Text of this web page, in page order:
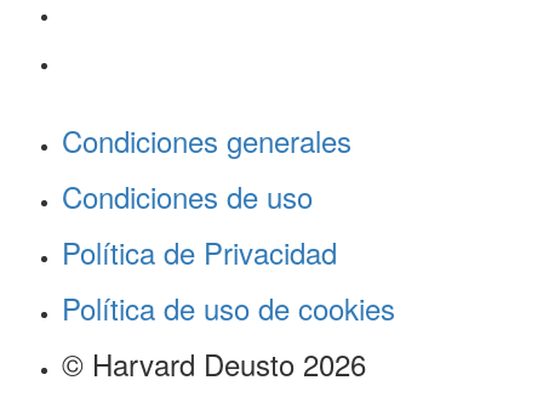
Condiciones generales
Condiciones de uso
Política de Privacidad
Política de uso de cookies
© Harvard Deusto 2026